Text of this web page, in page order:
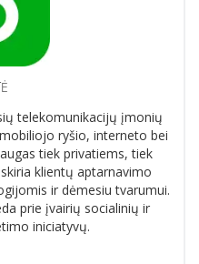
telekomunikacijų įmonių
ryšio, interneto bei
tiek privatiems, tiek
klientų aptarnavimo
ir dėmesiu tvarumui.
prie įvairių socialinių ir
iniciatyvų.